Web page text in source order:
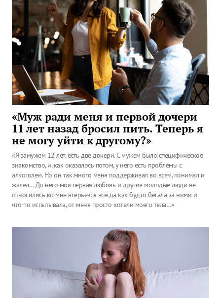
«Муж ради меня и первой дочери
11 лет назад бросил пить. Теперь я
не могу уйти к другому?»
«Я замужем 12 лет, есть две дочери. С мужем было специфическое
знакомство, и, как оказалось потом, у него есть проблемы с
алкоголем. Но он так много меня поддерживал во всем, понимал и
жалел… До него моя первая любовь и другие молодые люди не
относились ко мне всерьез: я всегда как будто бегала за ними и
что-то испытывала, от меня просто хотели моего тела…»